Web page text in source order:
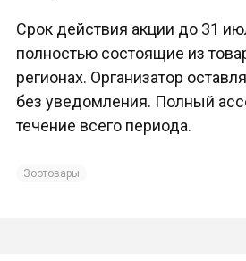
Срок действия акции до 31
полностью состоящие из
регионах. Организатор
без уведомления. Полный
течение всего периода.
Зоотовары